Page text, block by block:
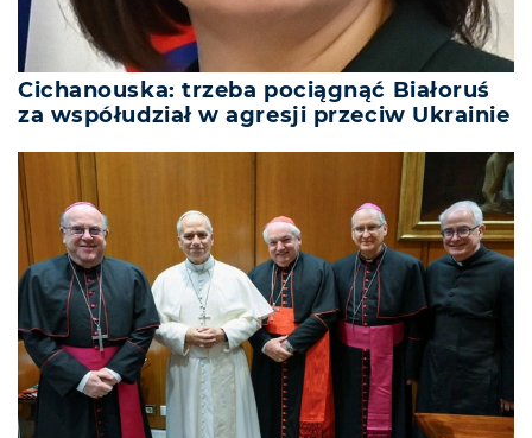
Cichanouska: trzeba pociągnąć Białoruś
za współudział w agresji przeciw Ukrainie